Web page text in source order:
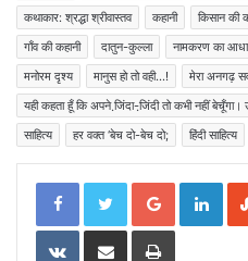
कथाकार: श्रद्धा श्रीवास्तव
कहानी किसान की
गाँव की कहानी
दातुन-कुल्ला नामकरण का
मनोरम दृश्य
मानुस हो तो वही...!
मेरा अनगढ़
यही कहता हूँ कि अपने जि़ंदा-जि़ंदी तो कभी नहीं
साहित्य
हर वक्त ‘बेच दो-बेच दो; हिंदी साहित्य
Google+
VKontakte
Share via Email Print